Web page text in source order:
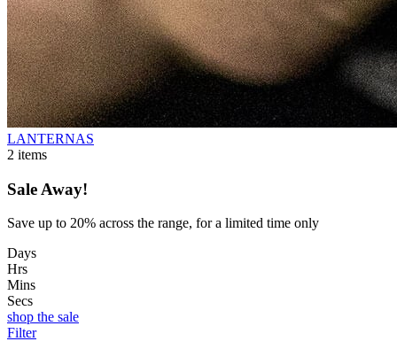
LANTERNAS
2 items
Sale Away!
Save up to 20% across the range, for a limited time only
Days
Hrs
Mins
Secs
shop the sale
Filter